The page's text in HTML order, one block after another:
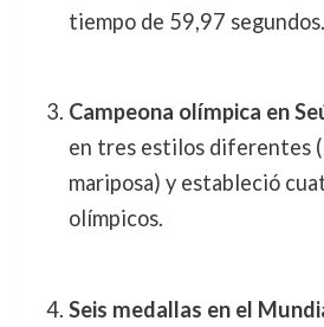
tiempo de 59,97 segundos.
Campeona olímpica en
en tres estilos diferentes
mariposa) y estableció
olímpicos.
Seis medallas en el